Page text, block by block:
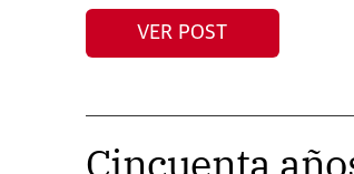
VER POST
Cincuenta